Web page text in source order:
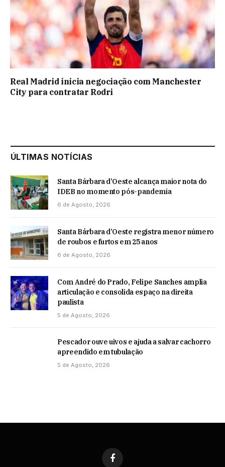
Real Madrid inicia negociação com Manchester
City para contratar Rodri
ÚLTIMAS NOTÍCIAS
Santa Bárbara d’Oeste alcança maior nota do
IDEB no momento pós-pandemia
6 de Agosto, 2026
Santa Bárbara d’Oeste registra menor número
de roubos e furtos em 25 anos
6 de Agosto, 2026
Com André do Prado, Felipe Sanches amplia
articulação e consolida espaço na direita
paulista
5 de Agosto, 2026
Pescador ouve uivos e ajuda a salvar cachorro
apreendido em tubulação
5 de Agosto, 2026
Facebook